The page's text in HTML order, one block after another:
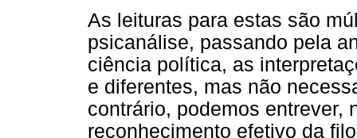
As leituras para estas são
psicanálise, passando pela
ciência política, as
e diferentes, mas não
contrário, podemos entrever,
reconhecimento efetivo da